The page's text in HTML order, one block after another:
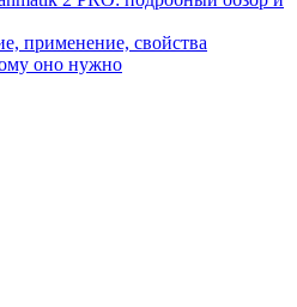
применение, свойства
оно нужно